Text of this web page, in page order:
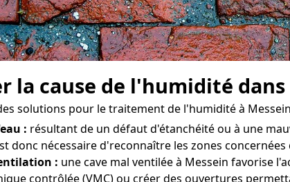
la cause de l'humidité dans
solutions pour le traitement de l'humidité à
: résultant de un défaut d'étanchéité ou à une
donc nécessaire d'reconnaître les zones
: une cave mal ventilée à Messein favorise
contrôlée (VMC) ou créer des ouvertures